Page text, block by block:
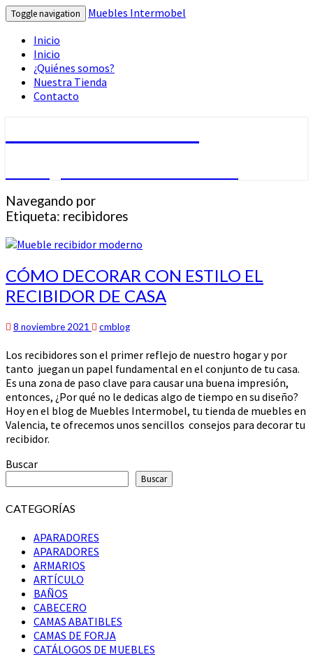
Toggle navigation
Muebles Intermobel
Inicio
Inicio
¿Quiénes somos?
Nuestra Tienda
Contacto
Navegando por
Etiqueta: recibidores
CÓMO
DECORAR
CON
EL
DE
CASA
CÓMO DECORAR CON ESTILO EL
RECIBIDOR DE CASA
8 noviembre 2021 cmblog
Los recibidores son el primer reflejo de nuestro hogar y por
tanto juegan un papel fundamental en el conjunto de tu casa.
Es una zona de paso clave para causar una buena impresión,
entonces, ¿Por qué no le dedicas algo de tiempo en su diseño?
Hoy en el blog de Muebles Intermobel, tu tienda de muebles en
Valencia, te ofrecemos unos sencillos consejos para decorar tu
recibidor.
Buscar
Buscar
CATEGORÍAS
APARADORES
APARADORES
ARMARIOS
ARTÍCULO
BAÑOS
CABECERO
CAMAS ABATIBLES
CAMAS DE FORJA
CATÁLOGOS DE MUEBLES